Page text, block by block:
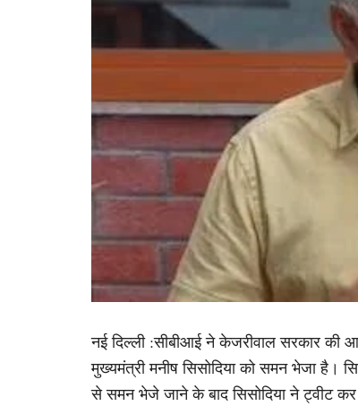
नई दिल्ली :सीबीआई ने केजरीवाल सरकार की
मुख्यमंत्री मनीष सिसोदिया को समन भेजा है।
से समन भेजे जाने के बाद सिसोदिया ने ट्वीट